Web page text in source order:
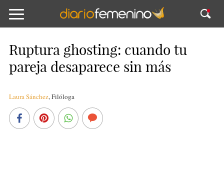
Ruptura ghosting: cuando tu
pareja desaparece sin más
Laura Sánchez,Filóloga